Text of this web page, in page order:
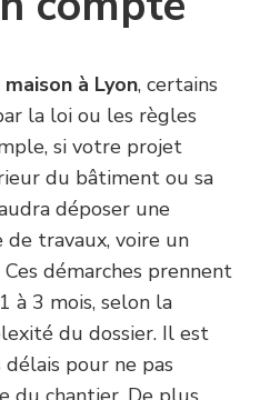
à Lyon, certains
la loi ou les règles
si votre projet
du bâtiment ou sa
déposer une
travaux, voire un
démarches prennent
à 3 mois, selon la
du dossier. Il est
délais pour ne pas